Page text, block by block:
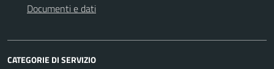
Documenti e dati
CATEGORIE DI SERVIZIO